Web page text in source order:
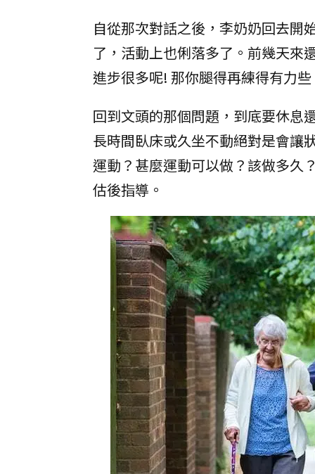
自從那次對話之後，李奶奶回去開
了，活動上也俐落多了。前幾天來
進步很多呢! 那你腿得再練得有力
回到文頭的那個問題，到底要休息
長時間臥床或久坐不動絕對是會讓
運動？甚麼運動可以做？該做多久
估後指導。